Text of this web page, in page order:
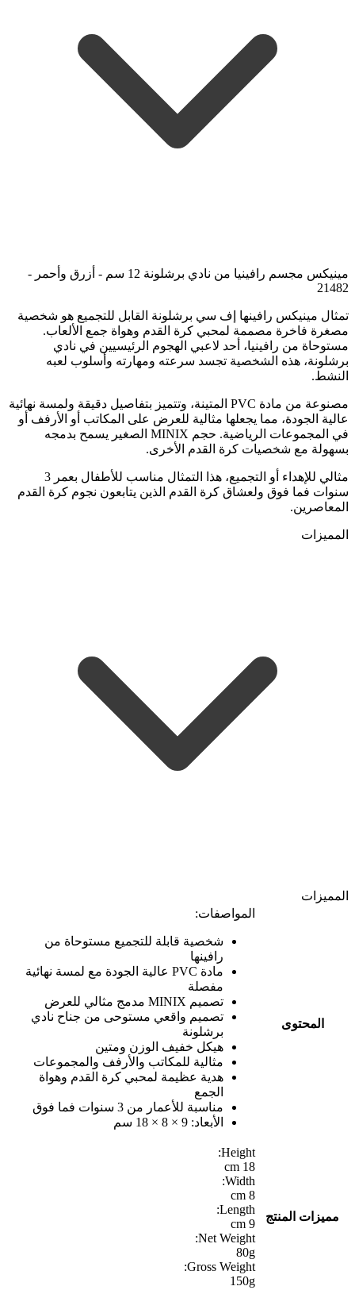
مينيكس مجسم رافينيا من نادي برشلونة 12 سم - أزرق وأحمر -
21482
تمثال مينيكس رافينها إف سي برشلونة القابل للتجميع هو شخصية
مصغرة فاخرة مصممة لمحبي كرة القدم وهواة جمع الألعاب.
مستوحاة من رافينيا، أحد لاعبي الهجوم الرئيسيين في نادي
برشلونة، هذه الشخصية تجسد سرعته ومهارته وأسلوب لعبه
النشط.
مصنوعة من مادة PVC المتينة، وتتميز بتفاصيل دقيقة ولمسة نهائية
عالية الجودة، مما يجعلها مثالية للعرض على المكاتب أو الأرفف أو
في المجموعات الرياضية. حجم MINIX الصغير يسمح بدمجه
بسهولة مع شخصيات كرة القدم الأخرى.
مثالي للإهداء أو التجميع، هذا التمثال مناسب للأطفال بعمر 3
سنوات فما فوق ولعشاق كرة القدم الذين يتابعون نجوم كرة القدم
المعاصرين.
المميزات
المميزات
المحتوى
المواصفات:
شخصية قابلة للتجميع مستوحاة من
رافينها
مادة PVC عالية الجودة مع لمسة نهائية
مفصلة
تصميم MINIX مدمج مثالي للعرض
تصميم واقعي مستوحى من جناح نادي
برشلونة
هيكل خفيف الوزن ومتين
مثالية للمكاتب والأرفف والمجموعات
هدية عظيمة لمحبي كرة القدم وهواة
الجمع
مناسبة للأعمار من 3 سنوات فما فوق
الأبعاد: 9 × 8 × 18 سم
مميزات المنتج
Height:
18 cm
Width:
8 cm
Length:
9 cm
Net Weight:
80g
Gross Weight:
150g